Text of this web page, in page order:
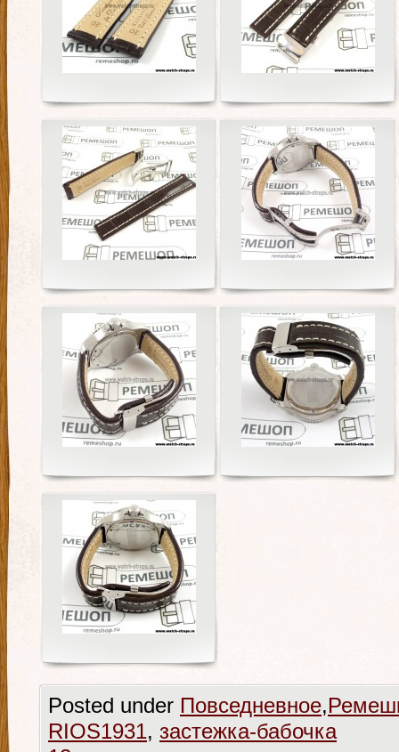
Posted under Повседневное,
RIOS1931, застежка-бабочка